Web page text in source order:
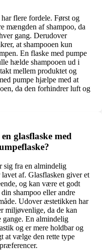
flere fordele. Først og
mængden af shampoo, da
gang. Derudover
at shampooen kun
En flaske med pumpe
hælde shampooen ud i
mellem produktet og
pumpe hjælpe med at
da den forhindrer luft og
glasflaske med
sig fra en almindelig
af. Glasflasken giver et
og kan være et godt
shampoo eller andre
Udover æstetikken har
miljøvenlige, da de kan
gange. En almindelig
og er mere holdbar og
at vælge den rette type